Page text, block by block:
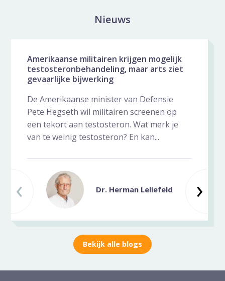
Nieuws
Vorige slide
‹ ›
Amerikaanse militairen krijgen mogelijk
testosteronbehandeling, maar arts ziet
gevaarlijke bijwerking
De Amerikaanse minister van Defensie
Pete Hegseth wil militairen screenen op
een tekort aan testosteron. Wat merk je
van te weinig testosteron? En kan...
Dr. Herman Leliefeld
Bekijk alle blogs